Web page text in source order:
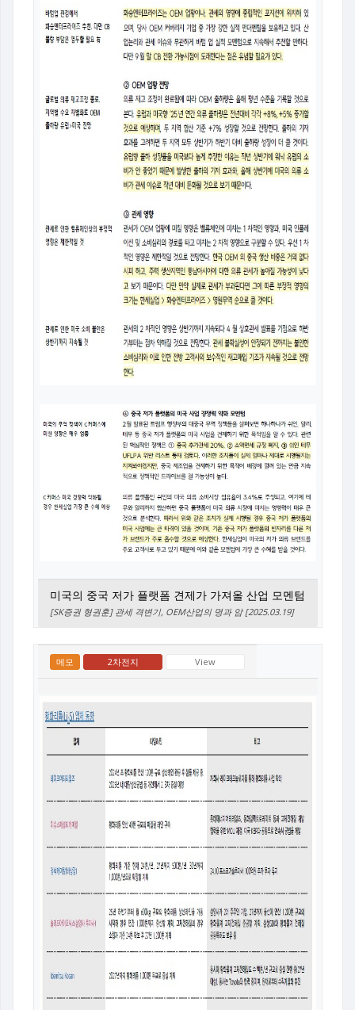
미국의 중국 저가 플랫폼 견제가 가져올 산업 모멘텀
[SK증권 형권훈] 관세 격변기, OEM산업의 명과 암 [2025.03.19]
메모 2차전지 View